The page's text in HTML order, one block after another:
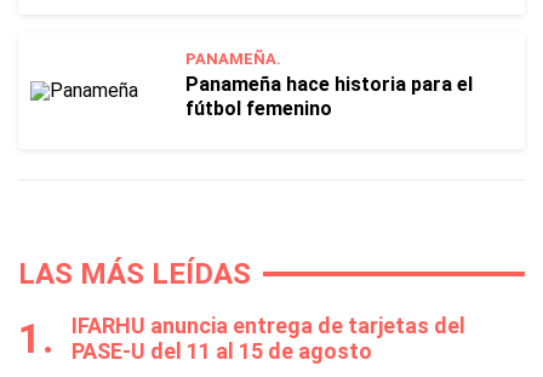
PANAMEÑA.
Panameña hace historia para el
fútbol femenino
LAS MÁS LEÍDAS
IFARHU anuncia entrega de tarjetas del
PASE-U del 11 al 15 de agosto